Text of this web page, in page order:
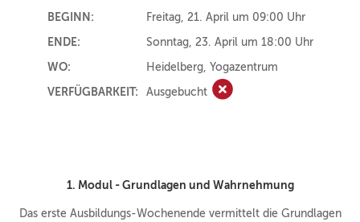
BEGINN:
Freitag, 21. April um 09:00 Uhr
ENDE:
Sonntag, 23. April um 18:00 Uhr
WO:
Heidelberg, Yogazentrum
VERFÜGBARKEIT:
Ausgebucht Ausgebucht
1. Modul -Grundlagen und Wahrnehmung
Das erste Ausbildungs-Wochenende vermittelt die Grundlagen